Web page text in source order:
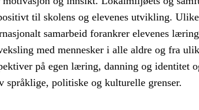
til skolens og elevenes utvikling.
samarbeid forankrer elevenes
med mennesker i alle aldre og fra
på egen læring, danning og identitet
språklige, politiske og kulturelle grenser.